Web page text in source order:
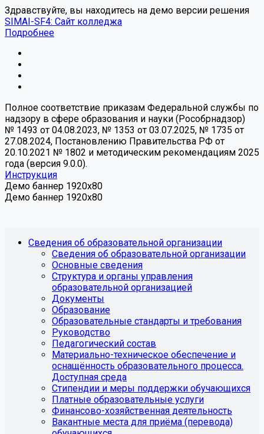
Здравствуйте, вы находитесь на демо версии решения
SIMAI-SF4: Сайт колледжа
Подробнее
Полное соответствие приказам Федеральной службы по
надзору в сфере образования и науки (Рособрнадзор)
№ 1493 от 04.08.2023, № 1353 от 03.07.2025, № 1735 от
27.08.2024, Постановлению Правительства РФ от
20.10.2021 № 1802 и методическим рекомендациям 2025
года (версия 9.0.0).
Инструкция
Демо баннер 1920x80
Демо баннер 1920x80
Сведения об образовательной организации
Сведения об образовательной организации
Основные сведения
Структура и органы управления
образовательной организацией
Документы
Образование
Образовательные стандарты и требования
Руководство
Педагогический состав
Материально-техническое обеспечение и
оснащённость образовательного процесса.
Доступная среда
Стипендии и меры поддержки обучающихся
Платные образовательные услуги
Финансово-хозяйственная деятельность
Вакантные места для приёма (перевода)